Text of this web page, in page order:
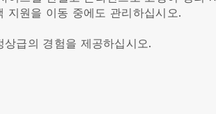
원을 이동 중에도 관리하십시오.
급의 경험을 제공하십시오.